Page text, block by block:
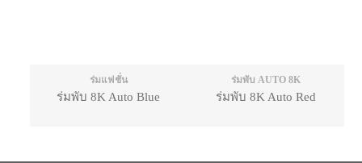
ร่มแฟชั่น
ร่มพับ 8K Auto Blue
ร่มพับ AUTO 8K
ร่มพับ 8K Auto Red